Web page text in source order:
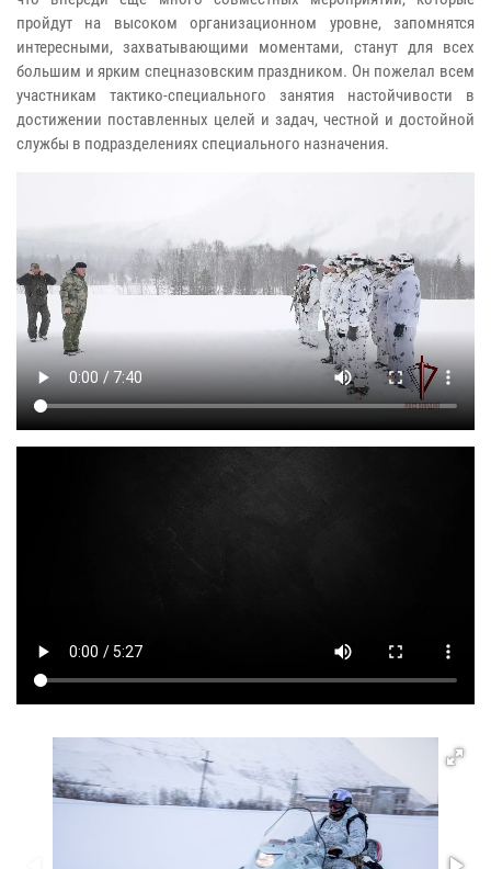
пройдут на высоком организационном уровне, запомнятся
интересными, захватывающими моментами, станут для всех
большим и ярким спецназовским праздником. Он пожелал всем
участникам тактико-специального занятия настойчивости в
достижении поставленных целей и задач, честной и достойной
службы в подразделениях специального назначения.